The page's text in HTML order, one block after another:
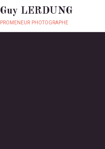
Guy LERDUNG
promeneur photographe